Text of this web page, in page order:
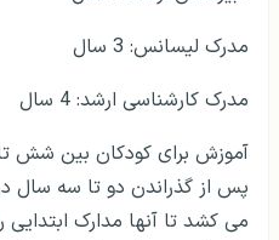
مدرک لیسانس: 3 سال
مدرک کارشناسی ارشد: 4 سال
آموزش برای کودکان بین شش
پس از گذراندن دو تا سه
می کشد تا آن­ها مدارک ابتدایی